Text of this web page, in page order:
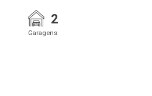
2
Garagens